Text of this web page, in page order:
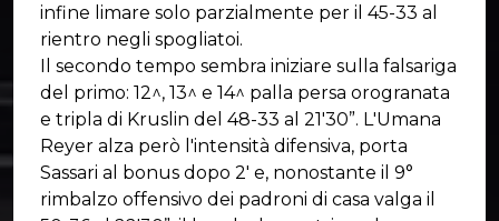
infine limare solo parzialmente per il 45-33 al
rientro negli spogliatoi.
Il secondo tempo sembra iniziare sulla falsariga
del primo: 12^, 13^ e 14^ palla persa orogranata
e tripla di Kruslin del 48-33 al 21'30”. L'Umana
Reyer alza però l'intensità difensiva, porta
Sassari al bonus dopo 2' e, nonostante il 9°
rimbalzo offensivo dei padroni di casa valga il